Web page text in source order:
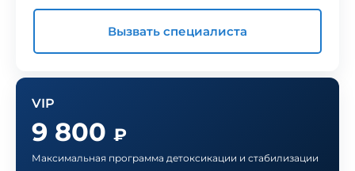
Вызвать специалиста
VIP
9 800 ₽
Максимальная программа детоксикации и стабилизации